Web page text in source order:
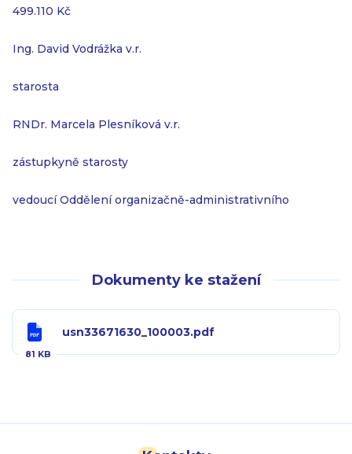
499.110 Kč
Ing. David Vodrážka v.r.
starosta
RNDr. Marcela Plesníková v.r.
zástupkyně starosty
vedoucí Oddělení organizačně-administrativního
Dokumenty ke stažení
usn33671630_100003.pdf
81 KB